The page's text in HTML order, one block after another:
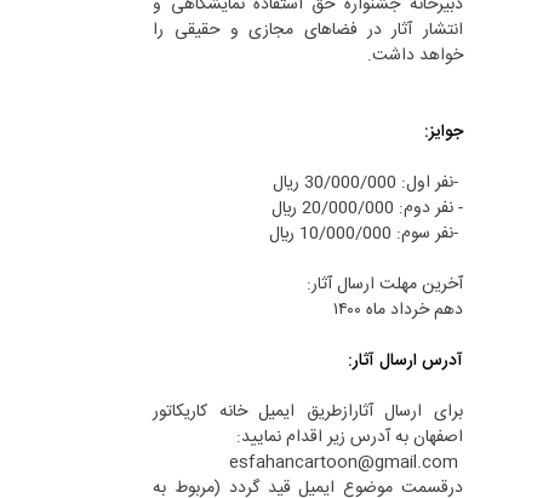
انتشار آثار در فضاهای مجازی و حقیقی را
خواهد داشت.
جوایز:
-نفر اول: 30/000/000 ریال
- نفر دوم: 20/000/000 ريال
-نفر سوم: 10/000/000 ريال
آخرین مهلت ارسال آثار:
دهم خرداد ماه ۱۴۰۰
آدرس ارسال آثار:
برای ارسال آثارازطریق ایمیل خانه کاریکاتور
اصفهان به آدرس زیر اقدام نمایید:
درقسمت موضوع ایمیل قید گردد (مربوط به